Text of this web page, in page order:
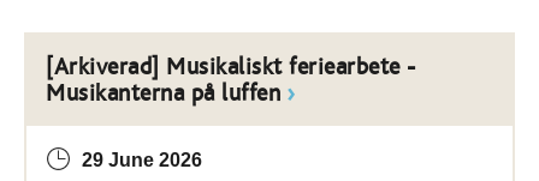
[Arkiverad] Musikaliskt feriearbete -
Musikanterna på luffen
29 June 2026